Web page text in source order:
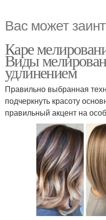
Вас может
Каре
Виды
удлинением
Правильно выбранная
подчеркнуть красоту
правильный акцент на